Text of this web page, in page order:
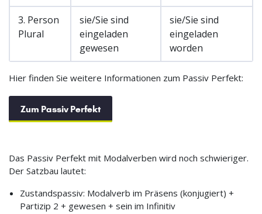
3. Person
Plural
sie/Sie sind
eingeladen
gewesen
sie/Sie sind
eingeladen
worden
Hier finden Sie weitere Informationen zum Passiv Perfekt:
Zum Passiv Perfekt
Das Passiv Perfekt mit Modalverben wird noch schwieriger.
Der Satzbau lautet:
Zustandspassiv: Modalverb im Präsens (konjugiert) +
Partizip 2 + gewesen + sein im Infinitiv